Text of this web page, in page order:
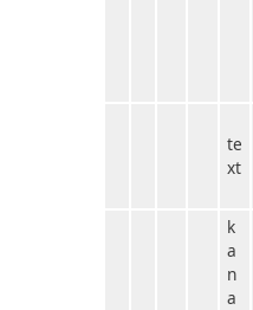
te
xt
k
a
n
a